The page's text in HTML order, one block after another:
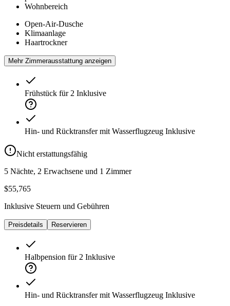
Wohnbereich
Open-Air-Dusche
Klimaanlage
Haartrockner
Mehr Zimmerausstattung anzeigen
Frühstück für 2 Inklusive
Hin- und Rücktransfer mit Wasserflugzeug Inklusive
Nicht erstattungsfähig
5 Nächte, 2 Erwachsene und 1 Zimmer
$55,765
Inklusive Steuern und Gebühren
Preisdetails Reservieren
Halbpension für 2 Inklusive
Hin- und Rücktransfer mit Wasserflugzeug Inklusive